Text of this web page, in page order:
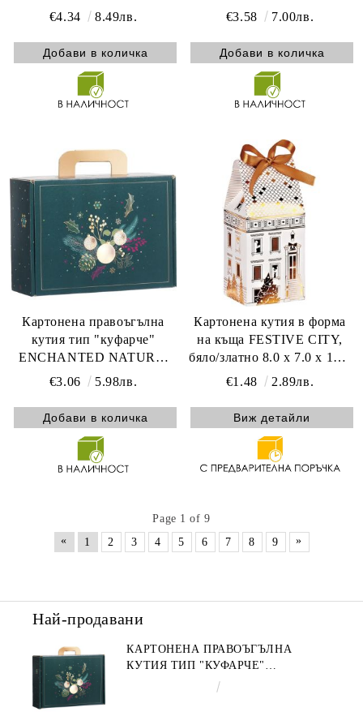
зелено/златно 34.2 x 25.0 x
€4.34 8.49лв.
зелено/златно 33.0 x 18.5 x
€3.58 7.00лв.
Картонена правоъгълна
кутия тип "куфарче"
ENCHANTED NATURE,
зелено/златно 25.0 x 18.5 x
€3.06 5.98лв.
Картонена кутия в форма
на къща FESTIVE CITY,
бяло/златно 8.0 x 7.0 x 15.9
cm, CP321XSBF
€1.48 2.89лв.
Виж детайли
Page 1 of 9
«
1 2 3 4 5 6 7 8 9 »
Най-продавани
КАРТОНЕНА ПРАВОЪГЪЛНА
КУТИЯ ТИП "КУФАРЧЕ"
ENCHANTED NATURE, ЗЕЛЕНО/